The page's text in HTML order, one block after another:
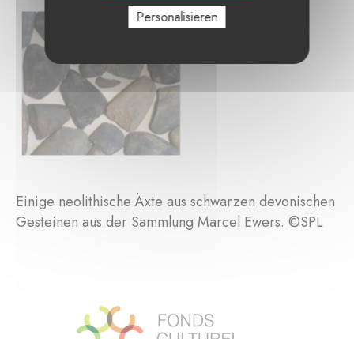
Einige neolithische Äxte aus schwarzen devonischen
Gesteinen aus der Sammlung Marcel Ewers. ©SPL
Personalisieren